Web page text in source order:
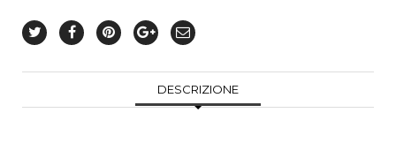
DESCRIZIONE